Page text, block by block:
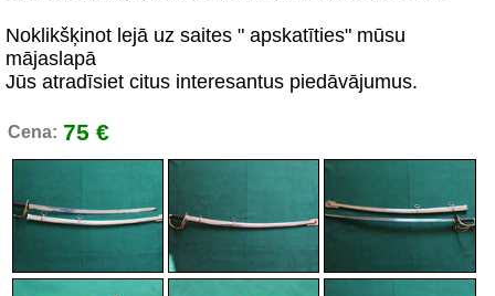
Noklikšķinot lejā uz saites " apskatīties" mūsu
mājaslapā
Jūs atradīsiet citus interesantus piedāvājumus.
Cena: 75 €